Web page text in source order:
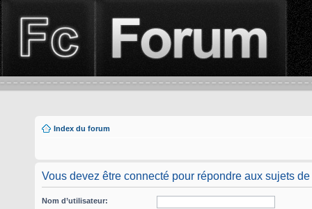
Index du forum
Vous devez être connecté pour répondre aux sujets de
Nom d’utilisateur: